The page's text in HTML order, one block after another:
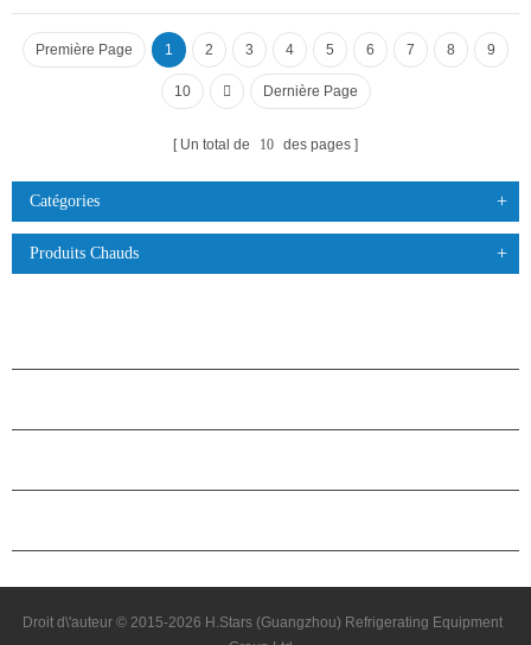
Première Page 1 2 3 4 5 6 7 8 9
10 Dernière Page
Un total de 10 des pages
Catégories
Produits Chauds
Droit d\'auteur © 2015-2026 H.Stars (Guangzhou) Refrigerating Equipment